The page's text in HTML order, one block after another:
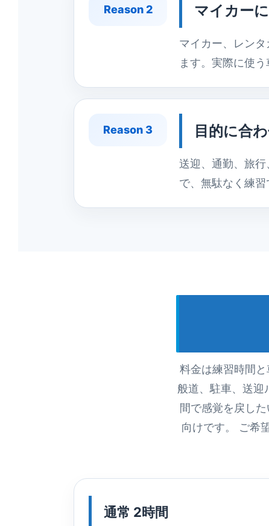
Reason 2 マイカー
マイカー、レン
ます。実際に使
Reason 3 目的に合
送迎、通勤、旅
で、無駄なく練習
料金は練習時間
般道、駐車、送迎
間で感覚を戻し
向けです。 ご希
通常 2時間